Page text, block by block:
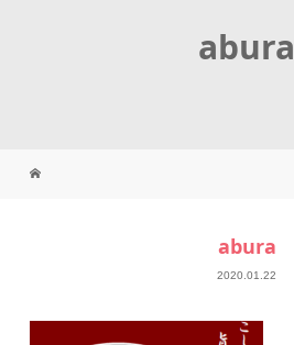
abura
abura
2020.01.22